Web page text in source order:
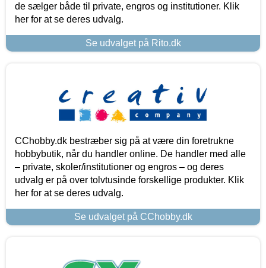
de sælger både til private, engros og institutioner. Klik
her for at se deres udvalg.
Se udvalget på Rito.dk
CChobby.dk bestræber sig på at være din foretrukne
hobbybutik, når du handler online. De handler med alle
– private, skoler/institutioner og engros – og deres
udvalg er på over tolvtusinde forskellige produkter. Klik
her for at se deres udvalg.
Se udvalget på CChobby.dk